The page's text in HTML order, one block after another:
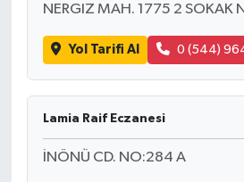
NERGIZ MAH. 1775 2 SOKAK
Yol Tarifi Al 0 (544)
Lamia Raif Eczanesi
İNÖNÜ CD. NO:284 A